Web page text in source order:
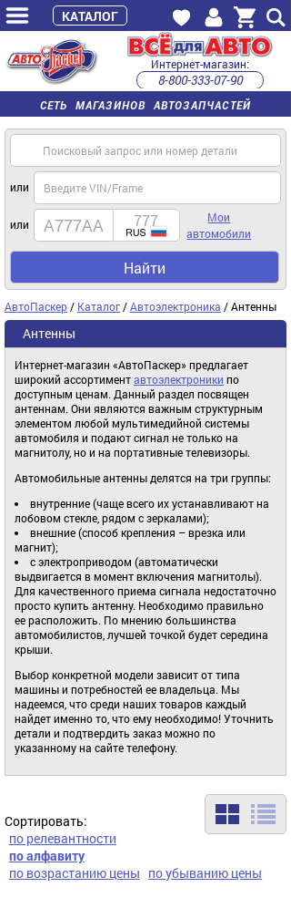
СЕТЬ МАГАЗИНОВ АВТОЗАПЧАСТЕЙ
Интернет-магазин:
8-800-333-07-90
часы работы с 9:00 до 22:00 (пн-пт)
или
или
Мои
автомобили
Найти
АвтоПаскер / Каталог /Автоэлектроника / Антенны
Антенны
Интернет-магазин «АвтоПаскер» предлагает
широкий ассортиментавтоэлектроники по
доступным ценам. Данный раздел посвящен
антеннам. Они являются важным структурным
элементом любой мультимедийной системы
автомобиля и подают сигнал не только на
магнитолу, но и на портативные телевизоры.
Автомобильные антенны делятся на три группы:
внутренние (чаще всего их устанавливают на
лобовом стекле, рядом с зеркалами);
внешние (способ крепления – врезка или
магнит);
с электроприводом (автоматически
выдвигается в момент включения магнитолы).
Для качественного приема сигнала недостаточно
просто купить антенну. Необходимо правильно
ее расположить. По мнению большинства
автомобилистов, лучшей точкой будет середина
крыши.
Выбор конкретной модели зависит от типа
машины и потребностей ее владельца. Мы
надеемся, что среди наших товаров каждый
найдет именно то, что ему необходимо! Уточнить
детали и подтвердить заказ можно по
указанному на сайте телефону.
Сортировать:
по релевантности
по алфавиту
по возрастанию цены по убыванию цены
КАТАЛОГ